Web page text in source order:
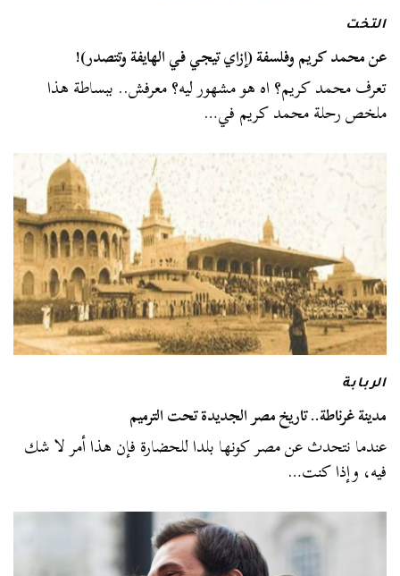
التخت
عن محمد كريم وفلسفة (إزاي تيجي في الهايفة وتتصدر)!
تعرف محمد كريم؟ اه هو مشهور ليه؟ معرفش.. ببساطة هذا
ملخص رحلة محمد كريم في…
الربابة
مدينة غرناطة.. تاريخ مصر الجديدة تحت الترميم
عندما نتحدث عن مصر كونها بلدا للحضارة فإن هذا أمر لا شك
فيه، وإذا كنت…